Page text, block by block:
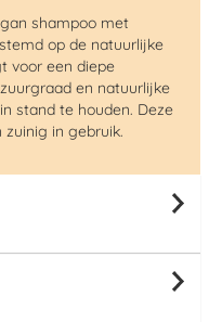
shampoo met
op de natuurlijke
voor een diepe
en natuurlijke
stand te houden. Deze
in gebruik.